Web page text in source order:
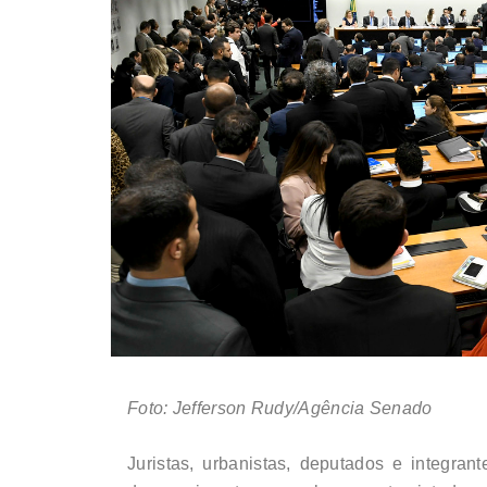
Foto: Jefferson Rudy/Agência Senado
Juristas, urbanistas, deputados e